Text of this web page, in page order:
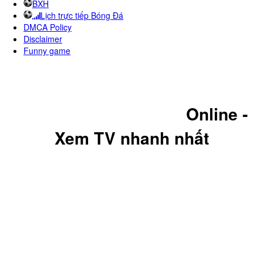
BXH
Lịch trực tiếp Bóng Đá
DMCA Policy
Disclaimer
Funny game
Online -
Xem TV nhanh nhất